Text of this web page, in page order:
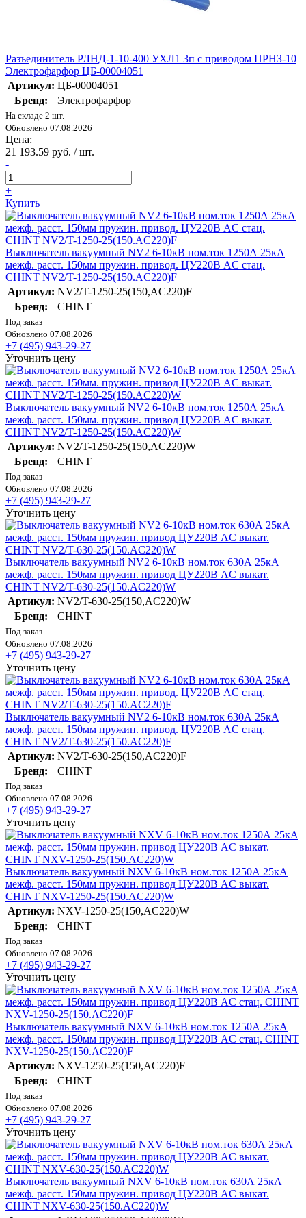
Разъединитель РЛНД-1-10-400 УХЛ1 3п с приводом ПРНЗ-10
Электрофарфор ЦБ-00004051
Артикул: ЦБ-00004051
Бренд:
Электрофарфор
На складе 2 шт.
Обновлено 07.08.2026
Цена:
21 193.59 руб. / шт.
-
+
Купить
Выключатель вакуумный NV2 6-10кВ ном.ток 1250А 25кА
межф. расст. 150мм пружин. привод. ЦУ220В AC стац.
CHINT NV2/T-1250-25(150.AC220)F
Артикул: NV2/T-1250-25(150,AC220)F
Бренд:
CHINT
Под заказ
Обновлено 07.08.2026
+7 (495) 943-29-27
Уточнить цену
Выключатель вакуумный NV2 6-10кВ ном.ток 1250А 25кА
межф. расст. 150мм. пружин. привод ЦУ220В AC выкат.
CHINT NV2/T-1250-25(150.AC220)W
Артикул: NV2/T-1250-25(150,AC220)W
Бренд:
CHINT
Под заказ
Обновлено 07.08.2026
+7 (495) 943-29-27
Уточнить цену
Выключатель вакуумный NV2 6-10кВ ном.ток 630А 25кА
межф. расст. 150мм пружин. привод ЦУ220В AC выкат.
CHINT NV2/T-630-25(150.AC220)W
Артикул: NV2/T-630-25(150,AC220)W
Бренд:
CHINT
Под заказ
Обновлено 07.08.2026
+7 (495) 943-29-27
Уточнить цену
Выключатель вакуумный NV2 6-10кВ ном.ток 630А 25кА
межф. расст. 150мм пружин. привод. ЦУ220В AC стац.
CHINT NV2/T-630-25(150.AC220)F
Артикул: NV2/T-630-25(150,AC220)F
Бренд:
CHINT
Под заказ
Обновлено 07.08.2026
+7 (495) 943-29-27
Уточнить цену
Выключатель вакуумный NXV 6-10кВ ном.ток 1250А 25кА
межф. расст. 150мм пружин. привод ЦУ220В AC выкат.
CHINT NXV-1250-25(150.AC220)W
Артикул: NXV-1250-25(150,AC220)W
Бренд:
CHINT
Под заказ
Обновлено 07.08.2026
+7 (495) 943-29-27
Уточнить цену
Выключатель вакуумный NXV 6-10кВ ном.ток 1250А 25кА
межф. расст. 150мм пружин. привод ЦУ220В AC стац. CHINT
NXV-1250-25(150.AC220)F
Артикул: NXV-1250-25(150,AC220)F
Бренд:
CHINT
Под заказ
Обновлено 07.08.2026
+7 (495) 943-29-27
Уточнить цену
Выключатель вакуумный NXV 6-10кВ ном.ток 630А 25кА
межф. расст. 150мм пружин. привод ЦУ220В AC выкат.
CHINT NXV-630-25(150.AC220)W